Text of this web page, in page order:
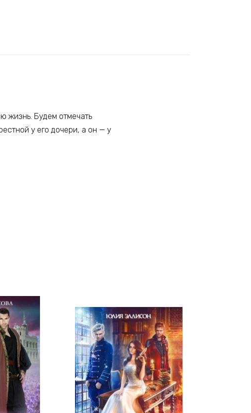
жизнь. Будем отмечать
у его дочери, а он — у